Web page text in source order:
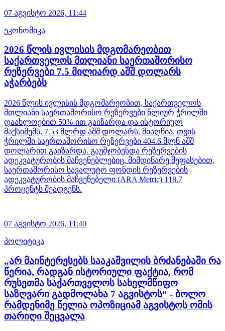
07 აგვისტო 2026, 11:44
ეკონომიკა
2026 წლის ივლისის მდგომარეობით
საქართველოს მთლიანი საერთაშორისო
რეზერვები 7.5 მილიარდ აშშ დოლარს
აჭარბებს
2026 წლის ივლისის მდგომარეობით, საქართველოს
მთლიანი საერთაშორისო რეზერვები წლიურ ჭრილში
დაახლოებით 50%-ით გაიზარდა და ისტორიულ
მაქსიმუმს, 7.53 მლრდ აშშ დოლარს, მიაღწია. თვის
ჭრილში საერთაშორისო რეზერვები 404.6 მლნ აშშ
დოლარით გაიზარდა. გაუმჯობესდა რეზერვების
ადეკვატურობის მაჩვენებლებიც. მიმდინარე შეფასებით,
საერთაშორისო სავალუტო ფონდის რეზერვების
ადეკვატურობის მაჩვენებელი (ARA Metric) 118.7
პროცენტს შეადგენს.
07 აგვისტო 2026, 11:40
პოლიტიკა
„არ მაინტერესებს სააკაშვილის ბრძანებაში რა
წერია, რადგან ისტორიული ფაქტია, რომ
რუსეთმა საქართველოს სახელმწიფო
საზღვარი გადმოლახა 7 აგვისტოს“ - ბოლო
რამდენიმე წელია ოპოზიციამ აგვისტოს ომის
თარიღი შეცვალა